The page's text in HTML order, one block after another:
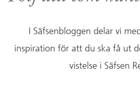
I Säfsenbloggen delar vi
inspiration för att du ska få ut
vistelse i Säfsen